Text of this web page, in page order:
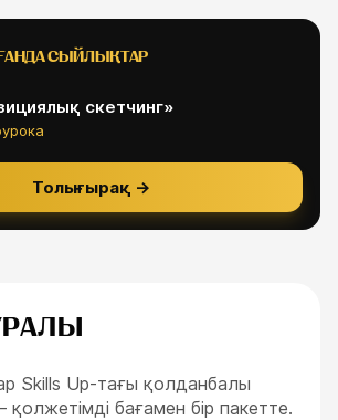
СЫЙЛЫҚТАР
скетчинг»
Толығырақ →
Skills Up-тағы қолданбалы
бағамен бір пакетте.